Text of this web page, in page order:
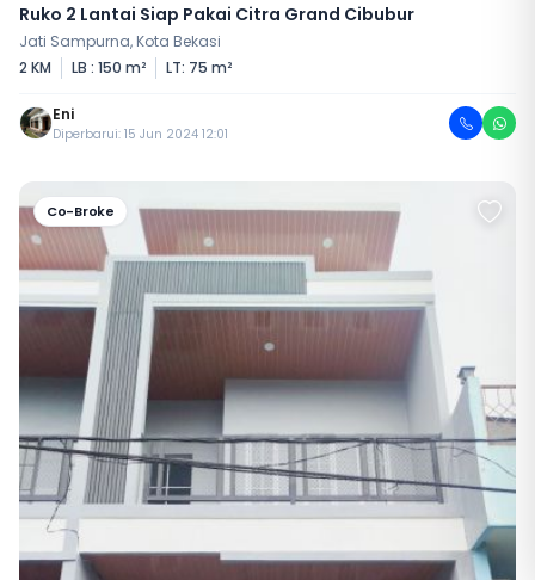
Ruko 2 Lantai Siap Pakai Citra Grand Cibubur
Jati Sampurna, Kota Bekasi
2 KM
LB : 150 m² LT: 75 m²
Eni
Diperbarui: 15 Jun 2024 12:01
Co-Broke